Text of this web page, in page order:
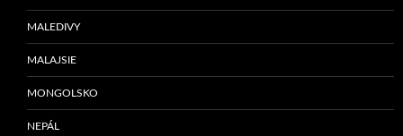
MALEDIVY
MALAJSIE
MONGOLSKO
NEPÁL